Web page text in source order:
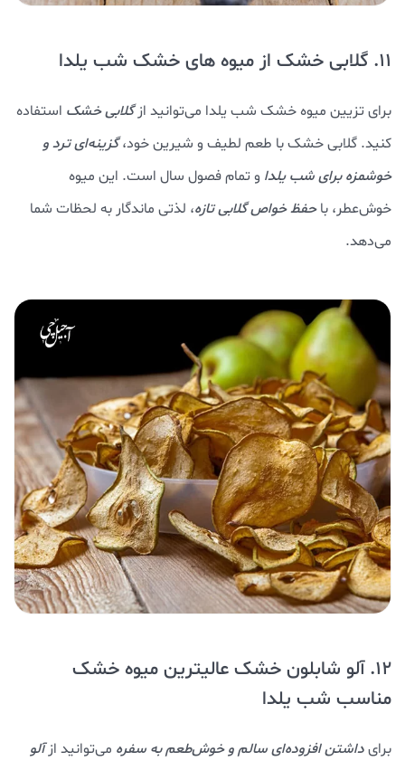
11. گلابی خشک از میوه های خشک شب یلدا
برای تزیین میوه خشک شب یلدا می‌توانید ازگلابی خشک استفاده
کنید. گلابی خشک با طعم لطیف و شیرین خود،گزینه‌ای ترد و
خوشمزه برای شب یلدا و تمام فصول سال است. این میوه
خوش‌عطر، باحفظ خواص گلابی تازه، لذتی ماندگار به لحظات شما
می‌دهد.
12. آلو شابلون خشک عالیترین میوه خشک
مناسب شب یلدا
برایداشتن افزوده‌ای سالم و خوش‌طعم به سفره می‌توانید ازآلو